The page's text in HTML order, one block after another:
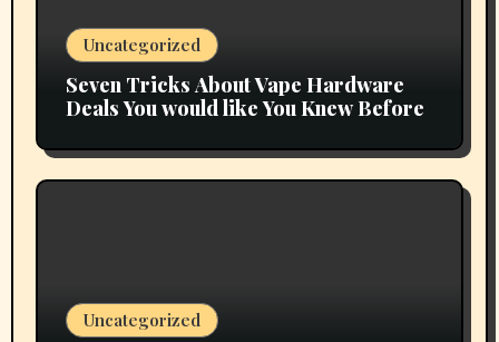
Uncategorized
Seven Tricks About Vape Hardware
Deals You would like You Knew Before
Uncategorized